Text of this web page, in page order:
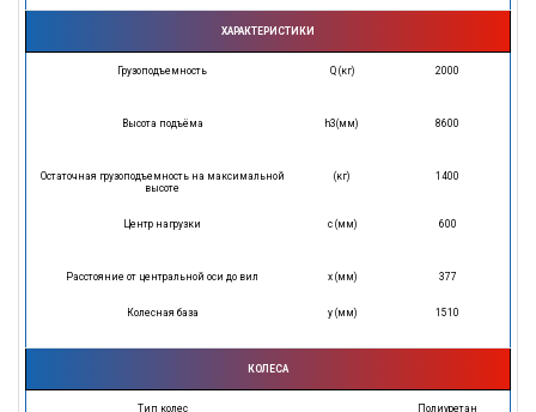
ХАРАКТЕРИСТИКИ
Грузоподъемность Q (кг) 2000
Высота подъёма h3(мм) 8600
Остаточная грузоподъемность на максимальной
высоте
(кг) 1400
Центр нагрузки с (мм) 600
Расстояние от центральной оси до вил x (мм) 377
Колесная база у (мм) 1510
КОЛЕСА
Тип колес Полиуретан